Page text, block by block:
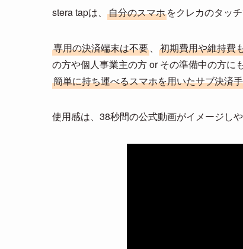
stera tapは、 自分のスマホをクレカのタッ
専用の決済端末は不要、 初期費用や維持費
の方や個人事業主の方 or その準備中の方に
簡単に持ち運べるスマホを用いたサブ決済
使用感は、38秒間の公式動画がイメージし